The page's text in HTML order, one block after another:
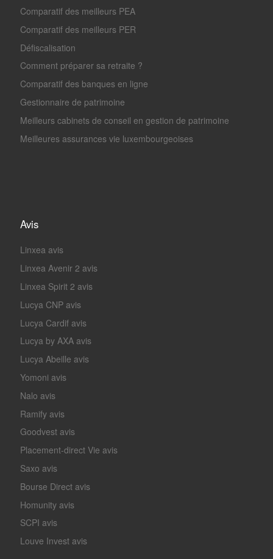
Comparatif des meilleurs PEA
Comparatif des meilleurs PER
Défiscalisation
Comment préparer sa retraite ?
Comparatif des banques en ligne
Gestionnaire de patrimoine
Meilleurs cabinets de conseil en gestion de patrimoine
Meilleures assurances vie luxembourgeoises
Avis
Linxea avis
Linxea Avenir 2 avis
Linxea Spirit 2 avis
Lucya CNP avis
Lucya Cardif avis
Lucya by AXA avis
Lucya Abeille avis
Yomoni avis
Nalo avis
Ramify avis
Goodvest avis
Placement-direct Vie avis
Saxo avis
Bourse Direct avis
Homunity avis
SCPI avis
Louve Invest avis